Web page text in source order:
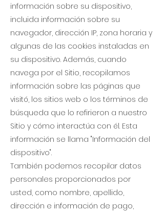
información sobre su dispositivo,
incluida información sobre su
navegador, dirección IP, zona horaria y
algunas de las cookies instaladas en
su dispositivo. Además, cuando
navega por el Sitio, recopilamos
información sobre las páginas que
visitó, los sitios web o los términos de
búsqueda que lo refirieron a nuestro
Sitio y cómo interactúa con él. Esta
información se llama "Información del
dispositivo".
También podemos recopilar datos
personales proporcionados por
usted, como nombre, apellido,
dirección e información de pago,